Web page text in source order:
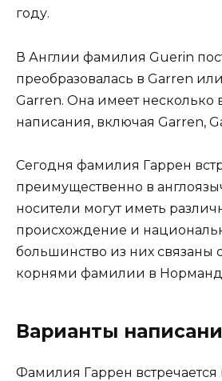
году.
В Англии фамилия Guerin
преобразовалась в Garren
Garren. Она имеет несколько
написания, включая Garren,
Сегодня фамилия Гаррен
преимущественно в
носители могут иметь
происхождение и
большинство из них связаны
корнями фамилии в
Варианты
Фамилия Гаррен встречается